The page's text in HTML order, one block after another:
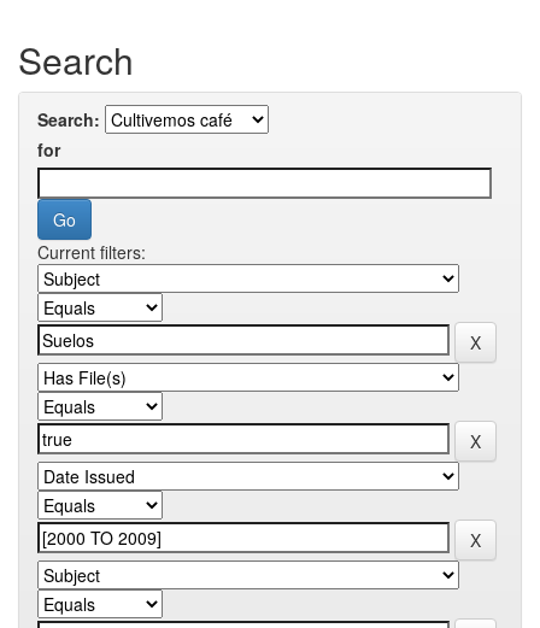
Search
Search:
for
Current filters: